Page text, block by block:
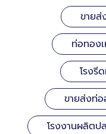
ขายส่
ท่อทอง
โรงรี
ขายส่งท่
โรงงานผลิตป